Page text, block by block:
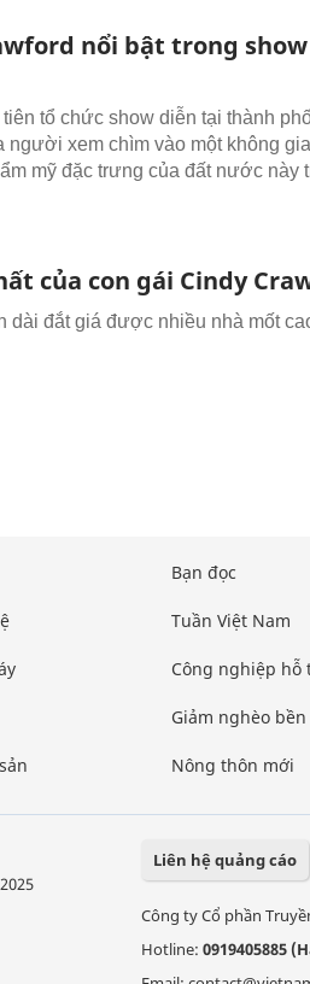
nổi bật trong
tổ chức show diễn tại thành
người xem chìm vào một không
mỹ đặc trưng của đất nước này
của con gái Cindy
dài đắt giá được nhiều nhà mốt
Bạn đọc
Tuần Việt Nam
Công nghiệp hỗ
Giảm nghèo
Nông thôn mới
Liên hệ quảng cáo
Công ty Cổ phần
Hotline: 0919405885